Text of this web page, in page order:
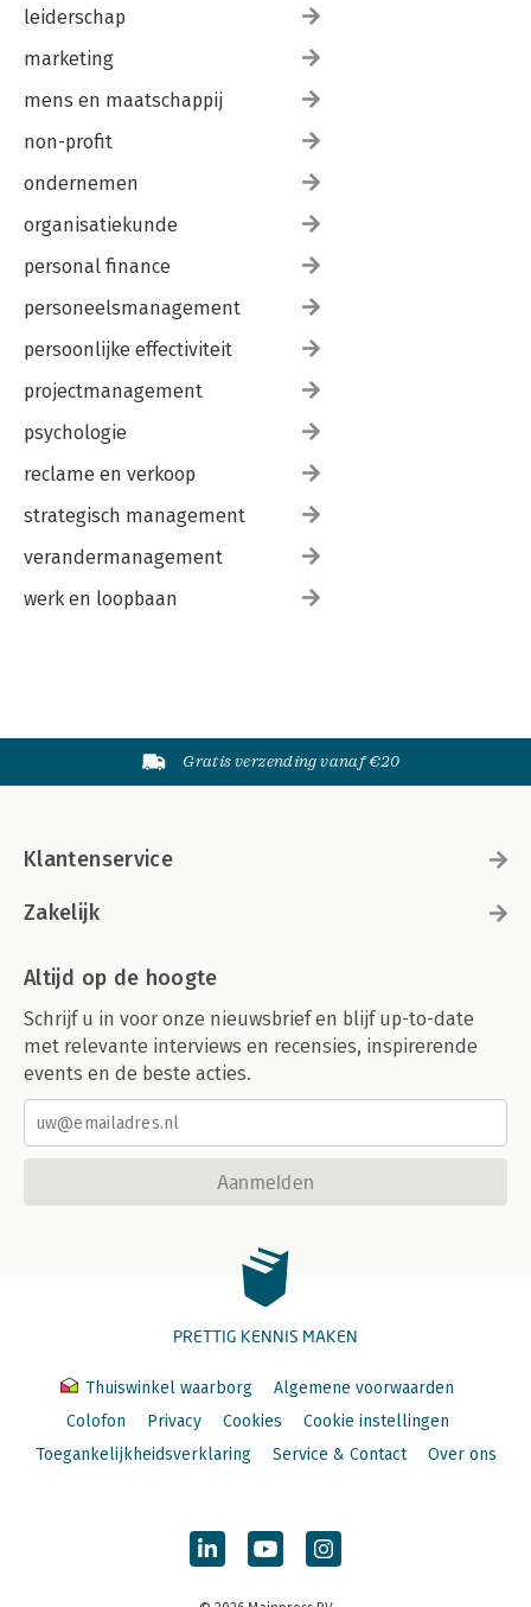
leiderschap
marketing
mens en maatschappij
non-profit
ondernemen
organisatiekunde
personal finance
personeelsmanagement
persoonlijke effectiviteit
projectmanagement
psychologie
reclame en verkoop
strategisch management
verandermanagement
werk en loopbaan
Gratis verzending vanaf €20
Klantenservice
Zakelijk
Altijd op de hoogte
Schrijf u in voor onze nieuwsbrief en blijf up-to-date
met relevante interviews en recensies, inspirerende
events en de beste acties.
Aanmelden
PRETTIG KENNIS MAKEN
Thuiswinkel waarborg
Algemene voorwaarden
Colofon
Privacy Cookies
Cookie instellingen
Toegankelijkheidsverklaring
Service & Contact Over ons